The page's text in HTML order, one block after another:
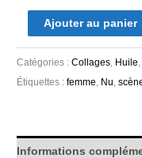
Ajouter au panier
Catégories :Collages, Huile,
Étiquettes :femme, Nu,
Informations